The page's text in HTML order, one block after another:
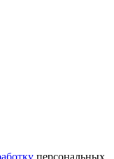
персональных